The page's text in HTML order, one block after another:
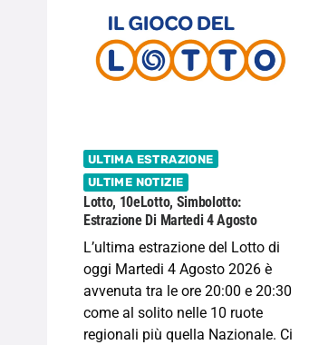
ULTIMA ESTRAZIONE
ULTIME NOTIZIE
Lotto, 10eLotto, Simbolotto:
Estrazione Di Martedi 4 Agosto
L’ultima estrazione del Lotto di
oggi Martedi 4 Agosto 2026 è
avvenuta tra le ore 20:00 e 20:30
come al solito nelle 10 ruote
regionali più quella Nazionale. Ci